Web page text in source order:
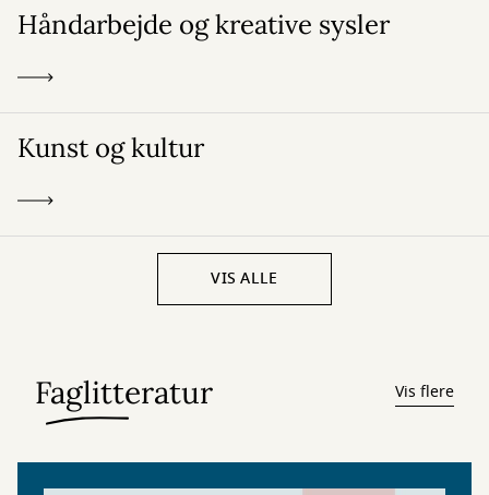
Håndarbejde og kreative sysler
Kunst og kultur
VIS ALLE
Faglitteratur Vis flere